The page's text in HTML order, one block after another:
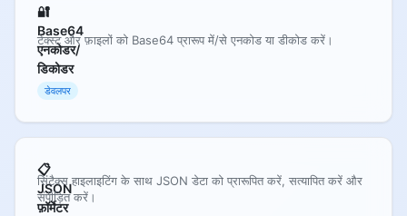
🔐
Base64
एनकोडर/
डिकोडर
टेक्स्ट और फ़ाइलों को Base64 प्रारूप में/से एनकोड या डीकोड करें।
डेवलपर
📋
JSON
फ़ॉर्मेटर
सिंटैक्स हाइलाइटिंग के साथ JSON डेटा को प्रारूपित करें, सत्यापित करें और
संपीड़ित करें।